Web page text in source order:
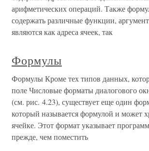
арифметических операций. Также
содержать различные функции,
являются как адреса ячеек, так
Формулы
Формулы Кроме тех типов данных,
поле Числовые форматы диалогового
(см. рис. 4.23), существует еще один
который называется формулой и может
ячейке. Этот формат указывает
прежде, чем поместить